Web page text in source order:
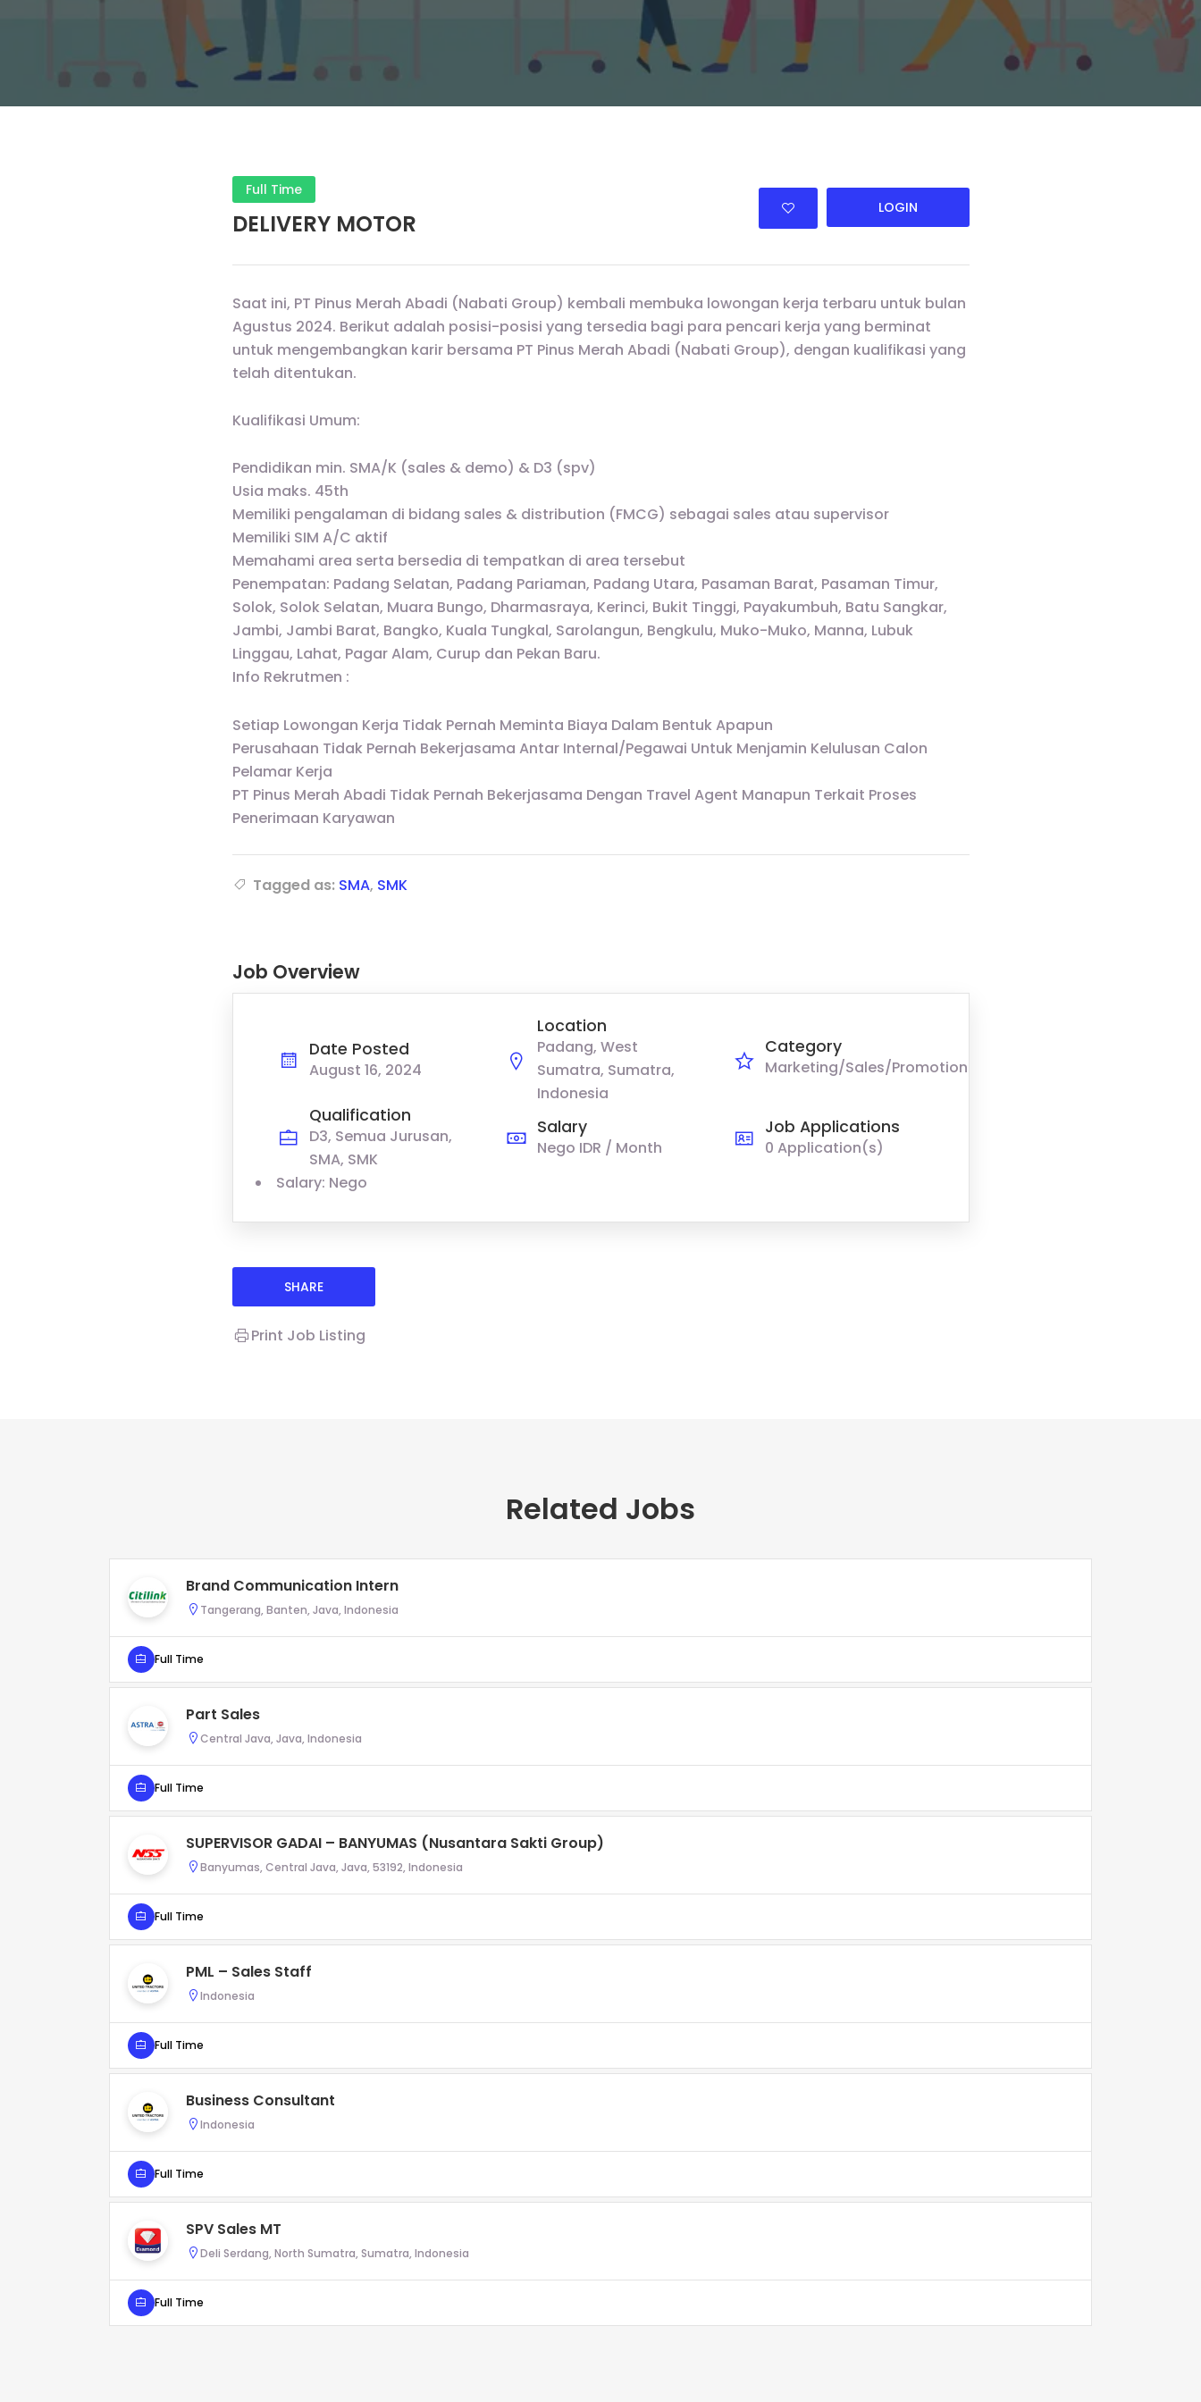
Full Time
DELIVERY MOTOR
LOGIN
Saat ini, PT Pinus Merah Abadi (Nabati Group) kembali membuka lowongan kerja terbaru untuk bulan
Agustus 2024. Berikut adalah posisi-posisi yang tersedia bagi para pencari kerja yang berminat
untuk mengembangkan karir bersama PT Pinus Merah Abadi (Nabati Group), dengan kualifikasi yang
telah ditentukan.
Kualifikasi Umum:
Pendidikan min. SMA/K (sales & demo) & D3 (spv)
Usia maks. 45th
Memiliki pengalaman di bidang sales & distribution (FMCG) sebagai sales atau supervisor
Memiliki SIM A/C aktif
Memahami area serta bersedia di tempatkan di area tersebut
Penempatan: Padang Selatan, Padang Pariaman, Padang Utara, Pasaman Barat, Pasaman Timur,
Solok, Solok Selatan, Muara Bungo, Dharmasraya, Kerinci, Bukit Tinggi, Payakumbuh, Batu Sangkar,
Jambi, Jambi Barat, Bangko, Kuala Tungkal, Sarolangun, Bengkulu, Muko-Muko, Manna, Lubuk
Linggau, Lahat, Pagar Alam, Curup dan Pekan Baru.
Info Rekrutmen :
Setiap Lowongan Kerja Tidak Pernah Meminta Biaya Dalam Bentuk Apapun
Perusahaan Tidak Pernah Bekerjasama Antar Internal/Pegawai Untuk Menjamin Kelulusan Calon
Pelamar Kerja
PT Pinus Merah Abadi Tidak Pernah Bekerjasama Dengan Travel Agent Manapun Terkait Proses
Penerimaan Karyawan
Tagged as: SMA, SMK
Job Overview
Date Posted
August 16, 2024
Location
Padang, West
Sumatra, Sumatra,
Indonesia
Category
Marketing/Sales/Promotion
Qualification
D3, Semua Jurusan,
SMA, SMK
Salary
Nego IDR / Month
Job Applications
0 Application(s)
Salary: Nego
SHARE
Print Job Listing
Related Jobs
Brand Communication Intern
Tangerang, Banten, Java, Indonesia
Full Time
Part Sales
Central Java, Java, Indonesia
Full Time
SUPERVISOR GADAI – BANYUMAS (Nusantara Sakti Group)
Banyumas, Central Java, Java, 53192, Indonesia
Full Time
PML – Sales Staff
Indonesia
Full Time
Business Consultant
Indonesia
Full Time
SPV Sales MT
Deli Serdang, North Sumatra, Sumatra, Indonesia
Full Time